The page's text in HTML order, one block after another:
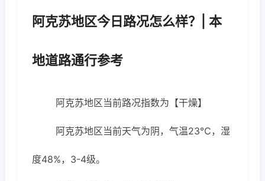
阿克苏地区今日路况怎么样？| 本
地道路通行参考
阿克苏地区当前路况指数为【干燥】
阿克苏地区当前天气为阴，气温23℃，湿
度48%，3-4级。